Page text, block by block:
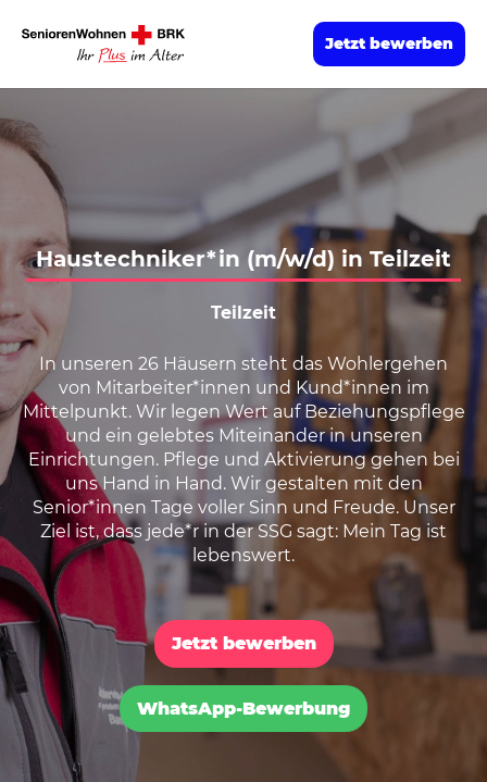
Jetzt bewerben
Haustechniker*in (m/w/d) in Teilzeit
Teilzeit
In unseren 26 Häusern steht das Wohlergehen
von Mitarbeiter*innen und Kund*innen im
Mittelpunkt. Wir legen Wert auf Beziehungspflege
und ein gelebtes Miteinander in unseren
Einrichtungen. Pflege und Aktivierung gehen bei
uns Hand in Hand. Wir gestalten mit den
Senior*innen Tage voller Sinn und Freude. Unser
Ziel ist, dass jede*r in der SSG sagt: Mein Tag ist
lebenswert.
Jetzt bewerben
WhatsApp-Bewerbung